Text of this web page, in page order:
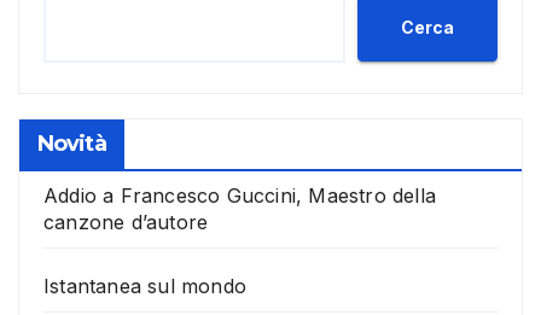
Cerca
Novità
Addio a Francesco Guccini, Maestro della
canzone d’autore
Istantanea sul mondo